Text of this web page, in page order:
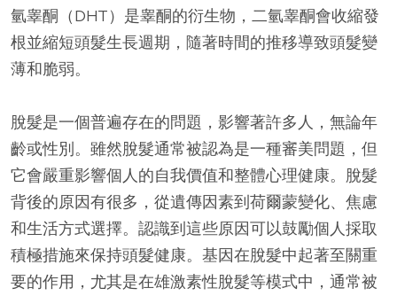
氫睾酮（DHT）是睾酮的衍生物，二氫睾酮會收縮發
根並縮短頭髮生長週期，隨著時間的推移導致頭髮變
薄和脆弱。
脫髮是一個普遍存在的問題，影響著許多人，無論年
齡或性別。雖然脫髮通常被認為是一種審美問題，但
它會嚴重影響個人的自我價值和整體心理健康。脫髮
背後的原因有很多，從遺傳因素到荷爾蒙變化、焦慮
和生活方式選擇。認識到這些原因可以鼓勵個人採取
積極措施來保持頭髮健康。基因在脫髮中起著至關重
要的作用，尤其是在雄激素性脫髮等模式中，通常被